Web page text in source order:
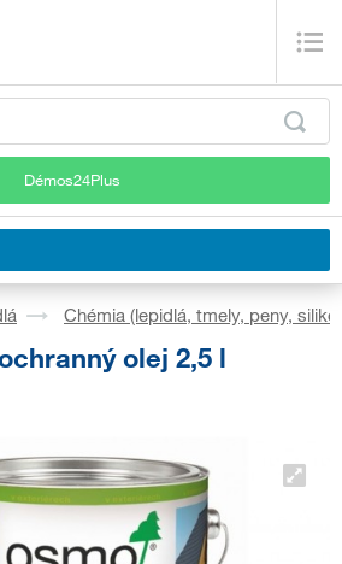
Démos24Plus
Chémia (lepidlá, tmely, peny,
olej 2,5 l